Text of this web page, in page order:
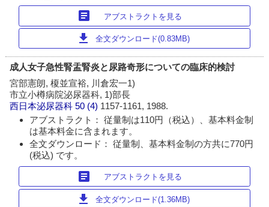
article アブストラクトを見る
download 全文ダウンロード(0.83MB)
成人女子急性腎盂腎炎と尿路奇形についての臨床的検討
宮部憲朗, 榎並宣裕, 川倉宏一1)
市立小樽病院泌尿器科, 1)部長
西日本泌尿器科 50 (4) 1157-1161, 1988.
アブストラクト： 従量制は110円（税込）、基本料金制
は基本料金に含まれます。
全文ダウンロード： 従量制、基本料金制の方共に770円
(税込) です。
article アブストラクトを見る
download 全文ダウンロード(1.36MB)